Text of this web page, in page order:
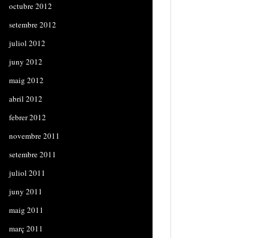
octubre 2012
setembre 2012
juliol 2012
juny 2012
maig 2012
abril 2012
febrer 2012
novembre 2011
setembre 2011
juliol 2011
juny 2011
maig 2011
març 2011